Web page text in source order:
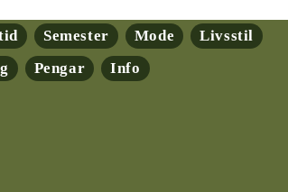
Semester Mode
Livsstil
Pengar Info